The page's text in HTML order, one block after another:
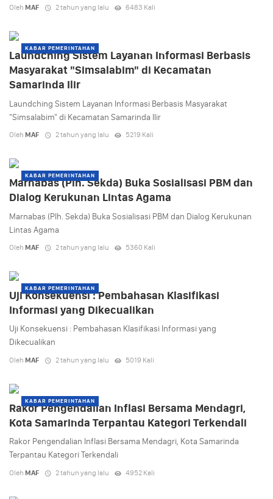
Oleh MAF 2 tahun yang lalu 6483 Kali
KABAR PEMERINTAHAN
Laundching Sistem Layanan Informasi Berbasis
Masyarakat "Simsalabim" di Kecamatan
Samarinda Ilir
Laundching Sistem Layanan Informasi Berbasis Masyarakat
"Simsalabim" di Kecamatan Samarinda Ilir
Oleh MAF 2 tahun yang lalu 5219 Kali
KABAR PEMERINTAHAN
Marnabas (Plh. Sekda) Buka Sosialisasi PBM dan
Dialog Kerukunan Lintas Agama
Marnabas (Plh. Sekda) Buka Sosialisasi PBM dan Dialog Kerukunan
Lintas Agama
Oleh MAF 2 tahun yang lalu 5360 Kali
KABAR PEMERINTAHAN
Uji Konsekuensi : Pembahasan Klasifikasi
Informasi yang Dikecualikan
Uji Konsekuensi : Pembahasan Klasifikasi Informasi yang
Dikecualikan
Oleh MAF 2 tahun yang lalu 5019 Kali
KABAR PEMERINTAHAN
Rakor Pengendalian Inflasi Bersama Mendagri,
Kota Samarinda Terpantau Kategori Terkendali
Rakor Pengendalian Inflasi Bersama Mendagri, Kota Samarinda
Terpantau Kategori Terkendali
Oleh MAF 2 tahun yang lalu 4952 Kali